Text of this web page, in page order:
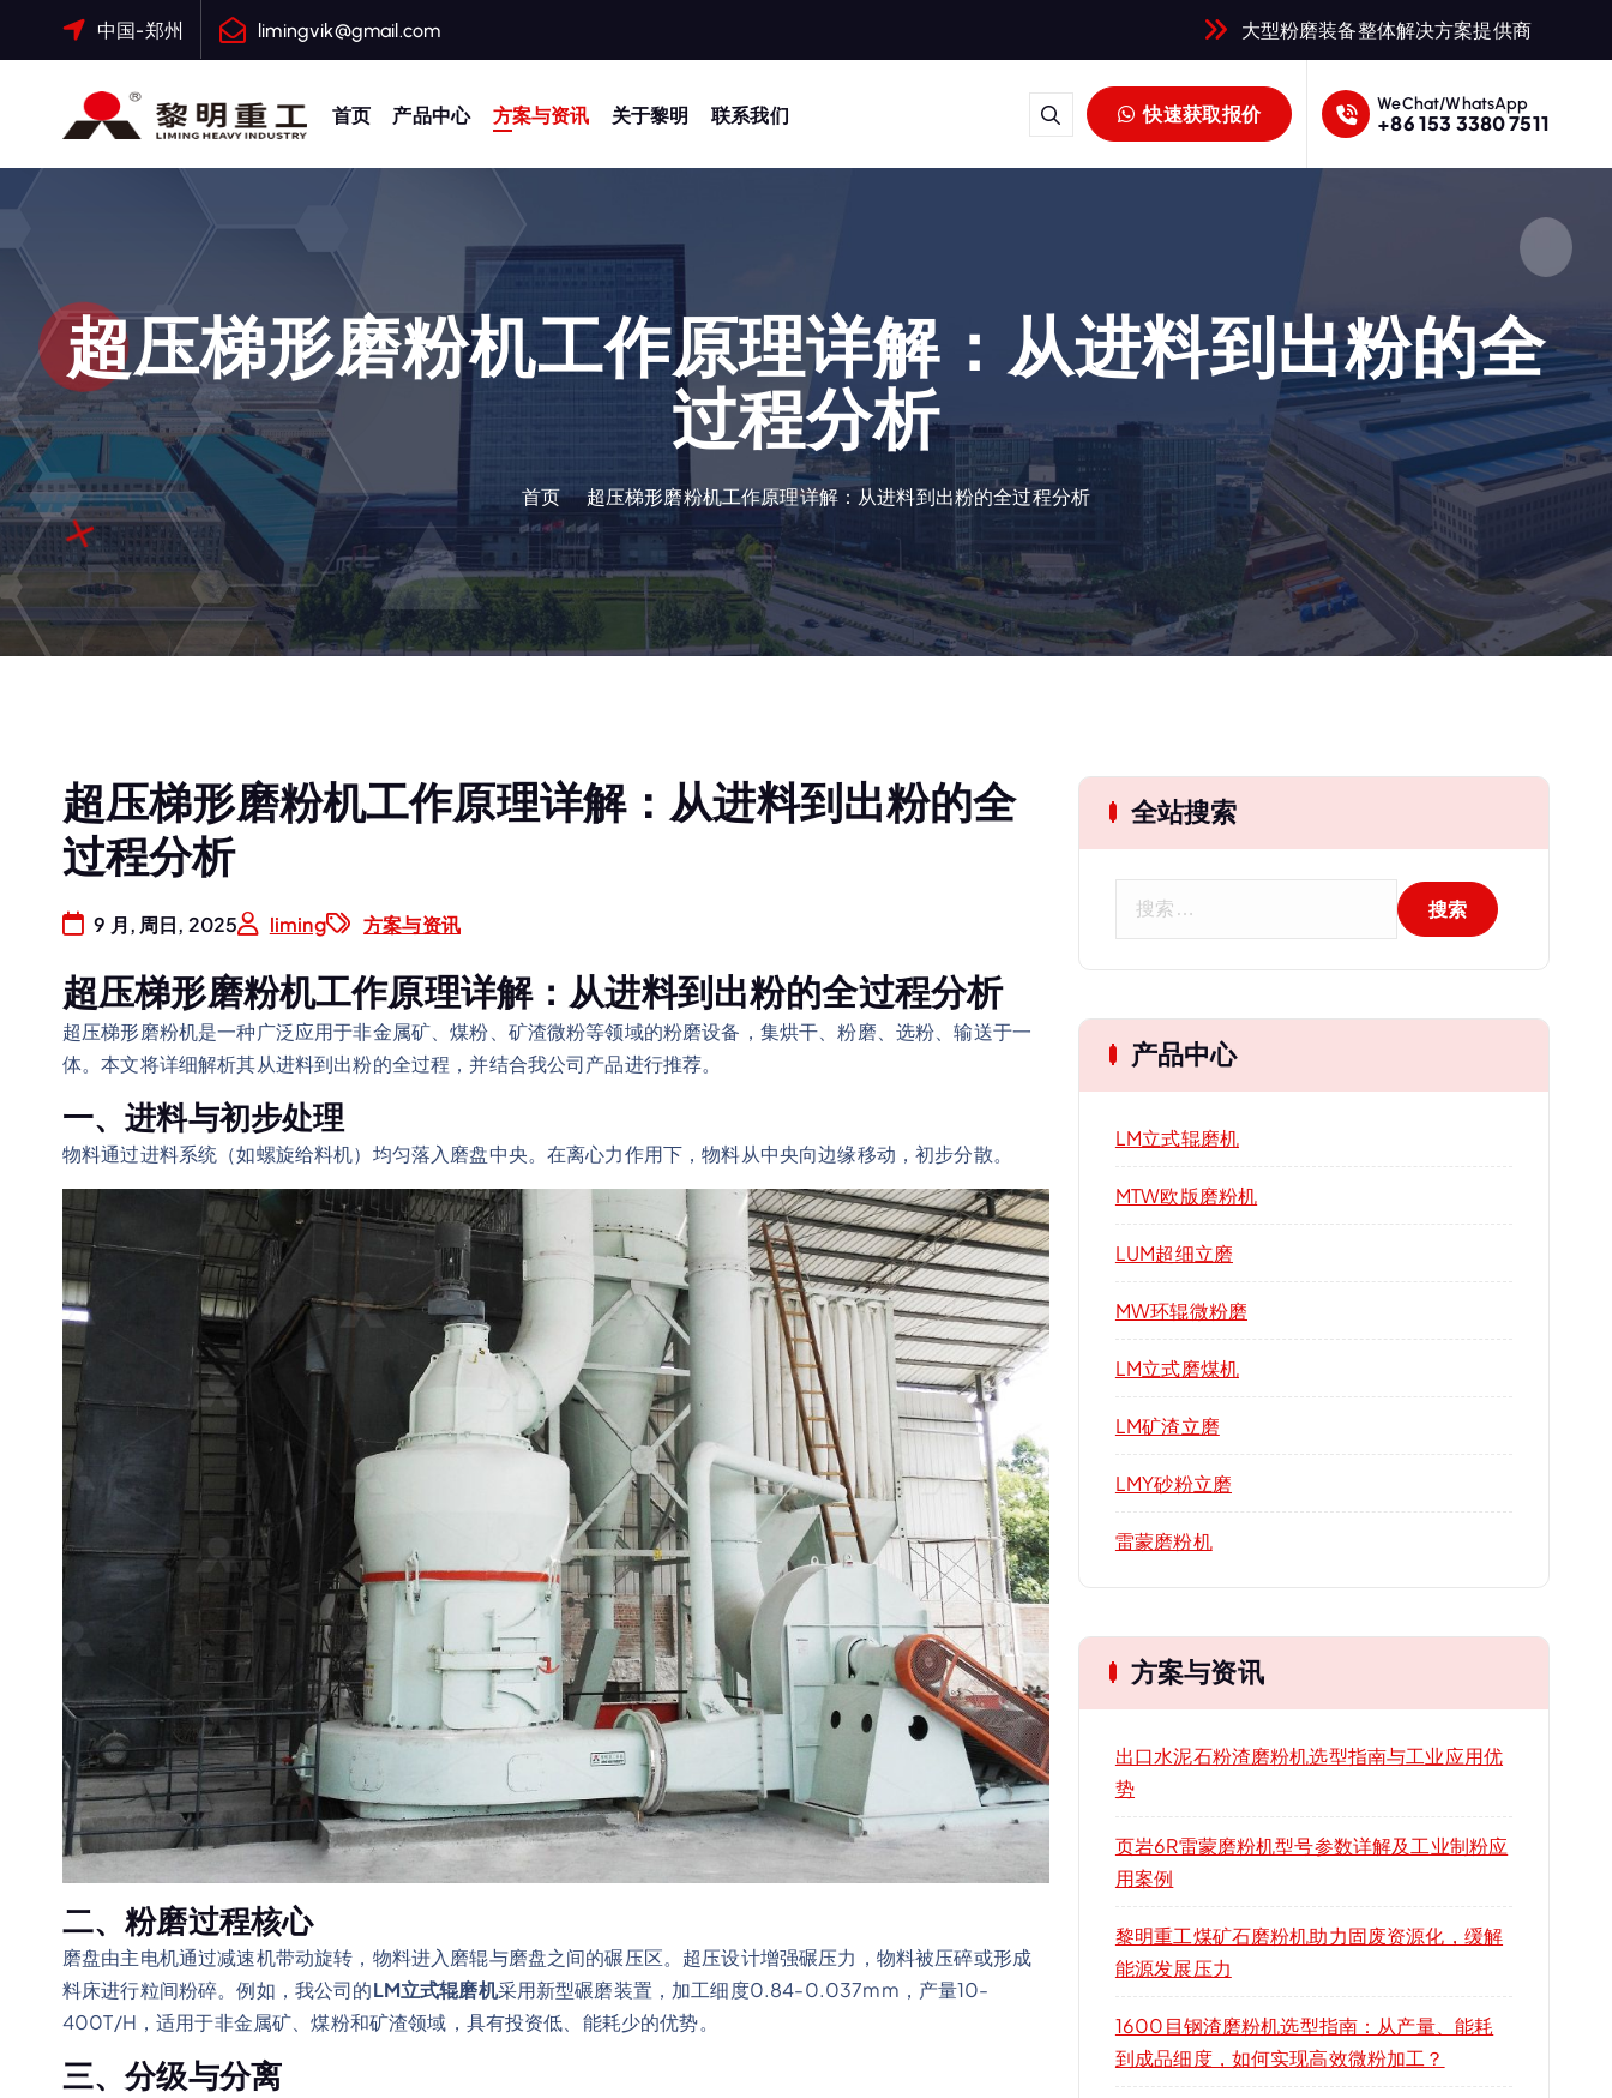
中国-郑州 limingvik@gmail.com 大型粉磨装备整体解决方案提供商
大修渣磨粉机，矿渣立磨
首页 产品中心 方案与资讯 关于黎明 联系我们 快速获取报价 WeChat/WhatsApp
+86 153 3380 7511
超压梯形磨粉机工作原理详解：从进料到出粉的全
过程分析
首页 超压梯形磨粉机工作原理详解：从进料到出粉的全过程分析
超压梯形磨粉机工作原理详解：从进料到出粉的全
过程分析
9 月, 周日, 2025 liming 方案与资讯
超压梯形磨粉机工作原理详解：从进料到出粉的全过程分析
超压梯形磨粉机是一种广泛应用于非金属矿、煤粉、矿渣微粉等领域的粉磨设备，集烘干、粉磨、选粉、输送于一
体。本文将详细解析其从进料到出粉的全过程，并结合我公司产品进行推荐。
一、进料与初步处理
物料通过进料系统（如螺旋给料机）均匀落入磨盘中央。在离心力作用下，物料从中央向边缘移动，初步分散。
二、粉磨过程核心
磨盘由主电机通过减速机带动旋转，物料进入磨辊与磨盘之间的碾压区。超压设计增强碾压力，物料被压碎或形成
料床进行粒间粉碎。例如，我公司的LM立式辊磨机采用新型碾磨装置，加工细度0.84-0.037mm，产量10-
400T/H，适用于非金属矿、煤粉和矿渣领域，具有投资低、能耗少的优势。
三、分级与分离
全站搜索
产品中心
LM立式辊磨机
MTW欧版磨粉机
LUM超细立磨
MW环辊微粉磨
LM立式磨煤机
LM矿渣立磨
LMY砂粉立磨
雷蒙磨粉机
方案与资讯
出口水泥石粉渣磨粉机选型指南与工业应用优
势
页岩6R雷蒙磨粉机型号参数详解及工业制粉应
用案例
黎明重工煤矿石磨粉机助力固废资源化，缓解
能源发展压力
1600目钢渣磨粉机选型指南：从产量、能耗
到成品细度，如何实现高效微粉加工？